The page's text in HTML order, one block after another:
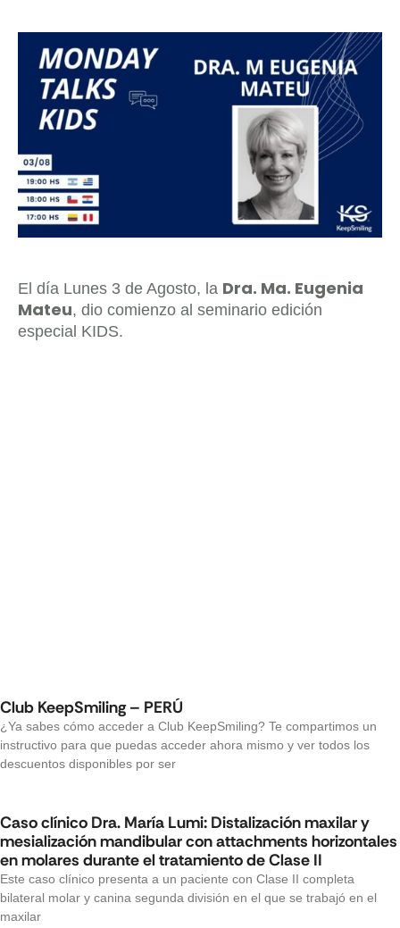
El día Lunes 3 de Agosto, la Dra. Ma. Eugenia
Mateu, dio comienzo al seminario edición
especial KIDS.
Club KeepSmiling – PERÚ
¿Ya sabes cómo acceder a Club KeepSmiling? Te compartimos un
instructivo para que puedas acceder ahora mismo y ver todos los
descuentos disponibles por ser
Caso clínico Dra. María Lumi: Distalización maxilar y
mesialización mandibular con attachments horizontales
en molares durante el tratamiento de Clase II
Este caso clínico presenta a un paciente con Clase II completa
bilateral molar y canina segunda división en el que se trabajó en el
maxilar